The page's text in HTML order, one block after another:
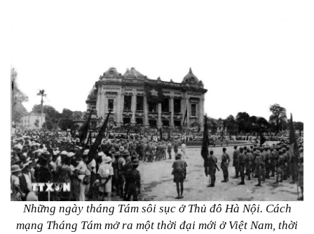
Những ngày tháng Tám sôi sục ở Thủ đô Hà Nội. Cách
mạng Tháng Tám mở ra một thời đại mới ở Việt Nam, thời